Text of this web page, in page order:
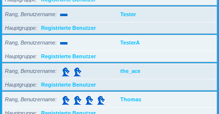
Rang, Benutzername Tester
Hauptgruppe Registrierte Benutzer
Rang, Benutzername TesterA
Hauptgruppe Registrierte Benutzer
Rang, Benutzername the_ace
Hauptgruppe Registrierte Benutzer
Rang, Benutzername Thomas